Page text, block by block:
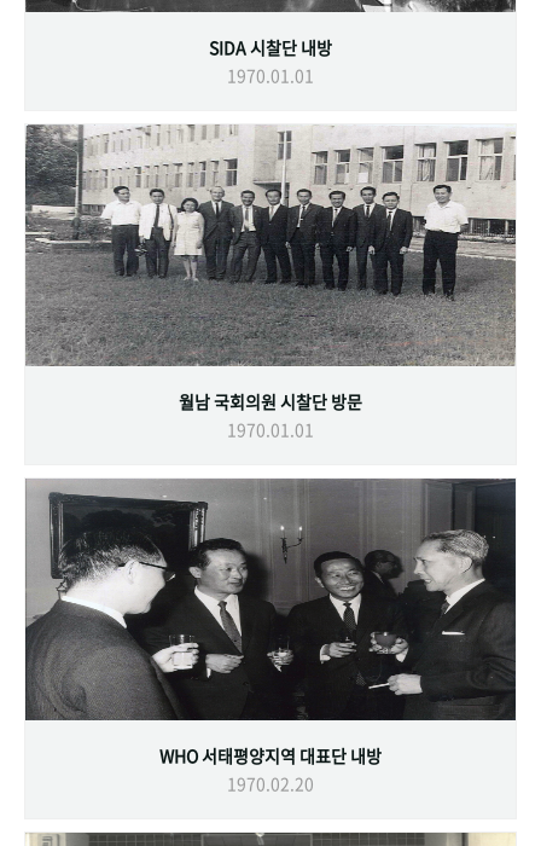
SIDA 시찰단 내방
1970.01.01
월남 국회의원 시찰단 방문
1970.01.01
WHO 서태평양지역 대표단 내방
1970.02.20